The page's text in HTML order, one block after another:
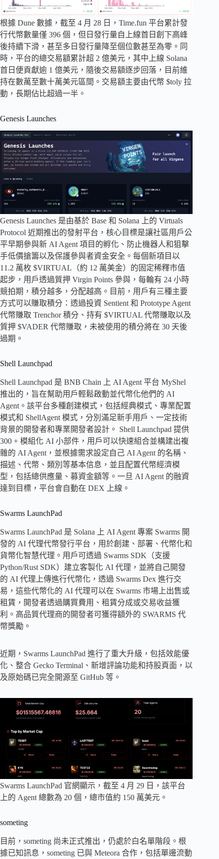
根據 Dune 數據，截至 4 月 28 日，Time.fun 平台累計發
行代幣數量僅 396 個，但日發行量自上線首日創下高峰
後持續下滑，甚至多日發行量降至個位數甚至為零。同
時，平台的總交易額累計超 2 億美元，其中上線 Solana
首日便貢獻逾 1 億美元，隨後交易額逐步回落，目前維
持在數萬至數十萬美元區間。交易額主要由代幣 $toly 拉
動，長期佔比超過一半。
Genesis Launches
Genesis Launches 是由基於 Base 和 Solana 上的 Virtuals
Protocol 近期推出的發射平台，核心目標是讓社區用戶公
平早期參與新 AI Agent 項目的孵化、防止機器人和狙擊
手低價搶籌以及保護參與者資金安全。每個新項目以
11.2 萬枚 $VIRTUAL（約 12 萬美金）的固定稀釋市值
起步，用戶透過質押 Virgin Points 參與，每輪有 24 小時
競拍期，積分越多，分配越高。目前，用戶有三種主要
方式可以賺取積分：透過投資 Sentient 和 Prototype Agent
代幣賺取 Trenchor 積分、持有 $VIRTUAL 代幣賺取以及
質押 $VADER 代幣賺取，未被使用的積分將在 30 天後
過期。
Shell Launchpad
Shell Launchpad 是 BNB Chain 上 AI Agent 平台 MyShel
推出的，旨在幫助用戶輕鬆啟動並代幣化他們的 AI
Agent。該平台多種創建模式，包括經典模式、專業配置
模式和 ShellAgent 模式，分別滿足新手用戶、一定技術
背景的開發者和專業開發者設計。 Shell Launchpad 提供
300 + 模組化 AI 小部件，用戶可以快速組合並構建出複
雜的 AI Agent，並根據需求設定自己 AI Agent 的名稱、
描述、代幣、類別等基本信息，並且配置代幣經濟模
型，包括總供應量、募資金額等。一旦 AI Agent 的融資
達到目標，平台會自動在 DEX 上線。
Swarms LaunchPad
Swarms LaunchPad 是 Solana 上 AI Agent 專案 Swarms 開
發的 AI 代理代幣發行平台，用於創建、部署、代幣化和
貨幣化智慧代理。用戶可透過 Swarms SDK（支援
Python/Rust SDK）建立客製化 AI 代理，並將自己開發
的 AI 代理上傳進行代幣化，透過 Swarms Dex 進行交
易，這些代幣化的 AI 代理可以在 Swarms 市場上出售或
租賃，開發者透過購買費用、租賃分成或交易收益獲
利。高品質代理商的開發者可獲得額外的 SWARMS 代
幣獎勵。
近期，Swarms LaunchPad 進行了重大升級，包括效能優
化、整合 Gecko Terminal、新增評論功能和持股頁面，以
及原始碼已完全開源至 GitHub 等。
Swarms LaunchPad 官網顯示，截至 4 月 29 日，該平台
上的 Agent 總數為 20 個，總市值約 150 萬美元。
someting
目前，someting 尚未正式推出，仍處於白名單階段。根
據已知訊息，someting 已與 Meteora 合作，包括單邊流動